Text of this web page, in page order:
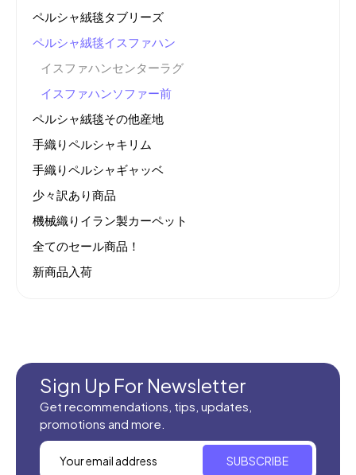
ペルシャ絨毯タブリーズ
ペルシャ絨毯イスファハン
イスファハンセンターラグ
イスファハンソファー前
ペルシャ絨毯その他産地
手織りペルシャキリム
手織りペルシャギャッベ
少々訳あり商品
機械織りイラン製カーペット
全てのセール商品！
新商品入荷
Sign Up For Newsletter
Get recommendations, tips, updates,
promotions and more.
SUBSCRIBE